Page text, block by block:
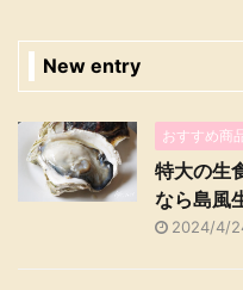
New entry
おすすめ商
特大の生
なら島風
2024/4/